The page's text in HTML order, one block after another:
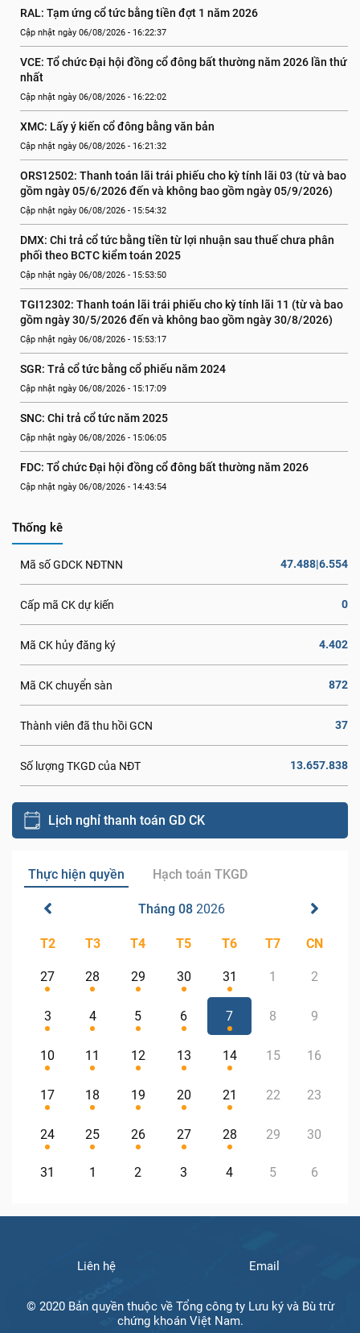
RAL: Tạm ứng cổ tức bằng tiền đợt 1 năm 2026
Cập nhật ngày 06/08/2026 - 16:22:37
VCE: Tổ chức Đại hội đồng cổ đông bất thường năm 2026 lần thứ
nhất
Cập nhật ngày 06/08/2026 - 16:22:02
XMC: Lấy ý kiến cổ đông bằng văn bản
Cập nhật ngày 06/08/2026 - 16:21:32
ORS12502: Thanh toán lãi trái phiếu cho kỳ tính lãi 03 (từ và bao
gồm ngày 05/6/2026 đến và không bao gồm ngày 05/9/2026)
Cập nhật ngày 06/08/2026 - 15:54:32
DMX: Chi trả cổ tức bằng tiền từ lợi nhuận sau thuế chưa phân
phối theo BCTC kiểm toán 2025
Cập nhật ngày 06/08/2026 - 15:53:50
TGI12302: Thanh toán lãi trái phiếu cho kỳ tính lãi 11 (từ và bao
gồm ngày 30/5/2026 đến và không bao gồm ngày 30/8/2026)
Cập nhật ngày 06/08/2026 - 15:53:17
SGR: Trả cổ tức bằng cổ phiếu năm 2024
Cập nhật ngày 06/08/2026 - 15:17:09
SNC: Chi trả cổ tức năm 2025
Cập nhật ngày 06/08/2026 - 15:06:05
FDC: Tổ chức Đại hội đồng cổ đông bất thường năm 2026
Cập nhật ngày 06/08/2026 - 14:43:54
Thống kê
Mã số GDCK NĐTNN 47.488|6.554
Cấp mã CK dự kiến 0
Mã CK hủy đăng ký 4.402
Mã CK chuyển sàn 872
Thành viên đã thu hồi GCN 37
Số lượng TKGD của NĐT 13.657.838
Lịch nghỉ thanh toán GD CK
Thực hiện quyền Hạch toán TKGD
Tháng 08 2026
T2 T3 T4 T5 T6 T7 CN
27 28 29 30 31 1 2
3 4 5 6 7 8 9
10 11 12 13 14 15 16
17 18 19 20 21 22 23
24 25 26 27 28 29 30
31 1 2 3 4 5 6
Liên hệ Email
© 2020 Bản quyền thuộc về Tổng công ty Lưu ký và Bù trừ
chứng khoán Việt Nam.